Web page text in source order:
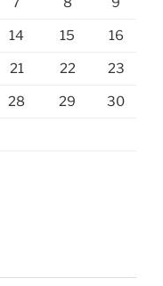
14 15 16
21 22 23
28 29 30